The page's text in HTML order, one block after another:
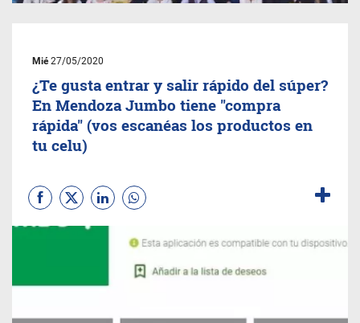
Mié27/05/2020
¿Te gusta entrar y salir rápido del súper?
En Mendoza Jumbo tiene "compra
rápida" (vos escanéas los productos en
tu celu)